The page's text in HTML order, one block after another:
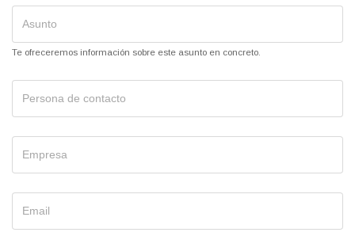
Te ofreceremos información sobre este asunto en concreto.